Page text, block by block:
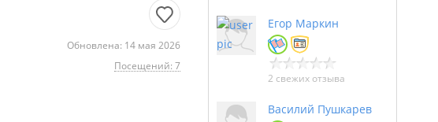
Обновлена: 14 мая 2026
Посещений: 7
Егор Маркин
2 свежих отзыва
Василий Пушкарев